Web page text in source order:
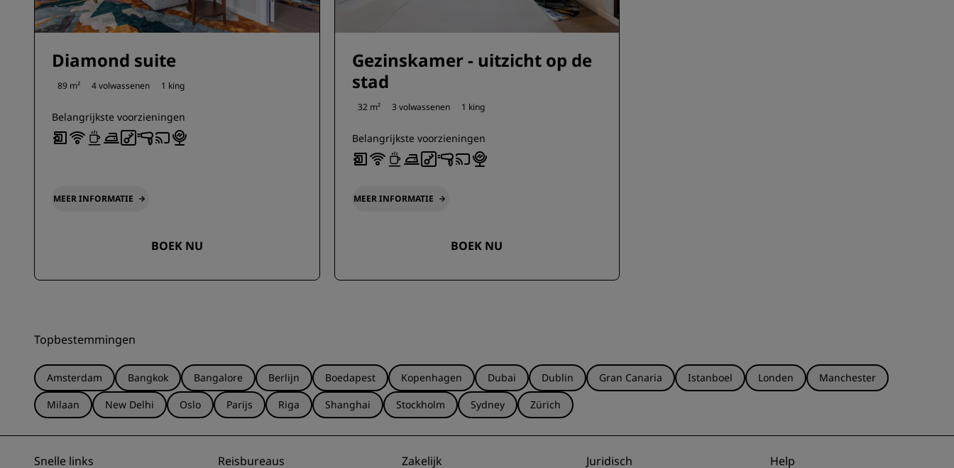
Diamond suite
89 m² 4 volwassenen 1 king
Belangrijkste voorzieningen
MEER INFORMATIE
BOEK NU
Gezinskamer - uitzicht op de
stad
32 m² 3 volwassenen 1 king
Belangrijkste voorzieningen
MEER INFORMATIE
BOEK NU
Topbestemmingen
Amsterdam Bangkok Bangalore Berlijn Boedapest Kopenhagen Dubai Dublin Gran Canaria Istanboel Londen
Manchester
Milaan
New Delhi Oslo Parijs Riga Shanghai Stockholm Sydney Zürich
Snelle links Reisbureaus Zakelijk Juridisch Help